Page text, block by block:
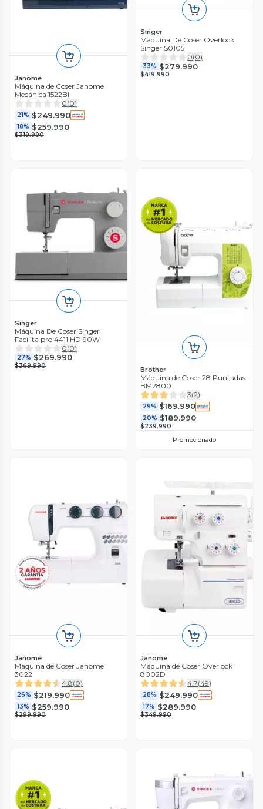
Janome
Máquina de Coser Janome
Mecánica 1522Bl
0(0)
21% $249.990
18% $259.990
$319.990
Singer
Máquina De Coser Overlock
Singer S0105
0(0)
33% $279.990
$419.990
Singer
Máquina De Coser Singer
Facilita pro 4411 HD 90W
0(0)
27% $269.990
$369.990 Brother
Máquina de Coser 28 Puntadas
BM2800
3(2)
29% $169.990
20% $189.990
$239.990
Promocionado
Janome
Máquina de Coser Janome
3022
4.8(0)
26% $219.990
13% $259.990
$299.990
Janome
Máquina de Coser Overlock
8002D
4.7(49)
28% $249.990
17% $289.990
$349.990